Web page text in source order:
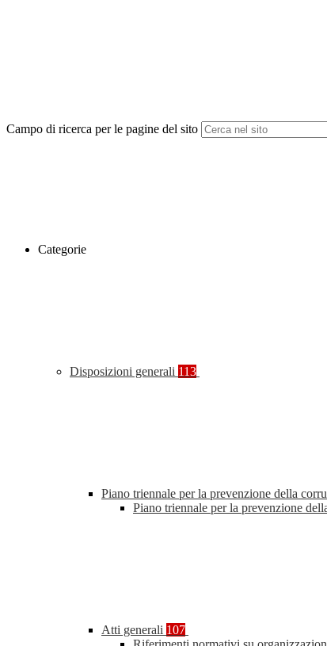
Campo di ricerca per le pagine del sito
Categorie
Disposizioni generali 113
Piano triennale per la prevenzione della
Piano triennale per la prevenzione
Atti generali 107